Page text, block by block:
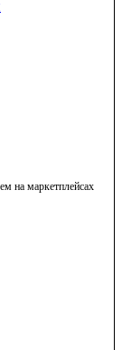
на маркетплейсах